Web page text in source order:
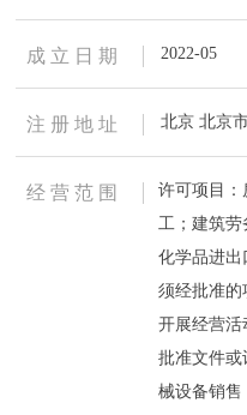
成 立 日 期 2022-05
注 册 地 址 北京 北京
经 营 范 围
许可项目
工；建筑
化学品进
须经批准的
开展经营活
批准文件
械设备销售